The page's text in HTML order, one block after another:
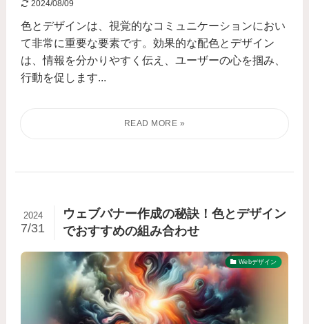
2024/08/09
色とデザインは、視覚的なコミュニケーションにおい
て非常に重要な要素です。効果的な配色とデザイン
は、情報を分かりやすく伝え、ユーザーの心を掴み、
行動を促します...
ウェブバナー作成の秘訣！色とデザイン
でおすすめの組み合わせ
2024
7/31
Webデザイン